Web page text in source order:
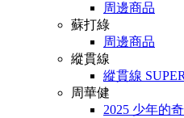
周邊商品
蘇打綠
周邊商品
縱貫線
縱貫線
周華健
2025 少年的